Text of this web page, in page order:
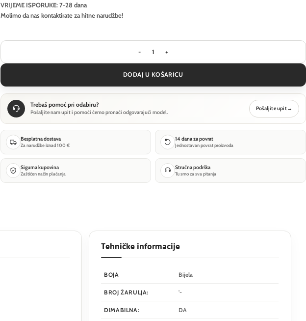
VRIJEME ISPORUKE: 7-28 dana
Molimo da nas kontaktirate za hitne narudžbe!
Stropna svjetiljka Ideal Lux GEMINI PL D061
DODAJ U KOŠARICU
Trebaš pomoć pri odabiru?
Pošaljite nam upit i pomoći ćemo pronaći odgovarajući model.
Pošaljite upit→
Besplatna dostava
Za narudžbe iznad 100 €
14 dana za povrat
Jednostavan povrat proizvoda
Sigurna kupovina
Zaštićen način plaćanja
Stručna podrška
Tu smo za sva pitanja
Tehničke informacije
BOJA Bijela
BROJ ŽARULJA: '-
DIMABILNA: DA